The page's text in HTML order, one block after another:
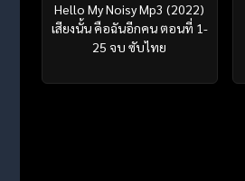
Hello My Noisy Mp3 (2022)
เสียงนั้น คือฉันอีกคน ตอนที่ 1-
25 จบ ซับไทย